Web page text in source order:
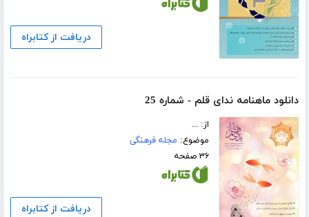
دریافت از کتابراه
دانلود ماهنامه ندای قلم - شماره 25
از: ...
موضوع: مجله فرهنگی
۳۶ صفحه
دریافت از کتابراه